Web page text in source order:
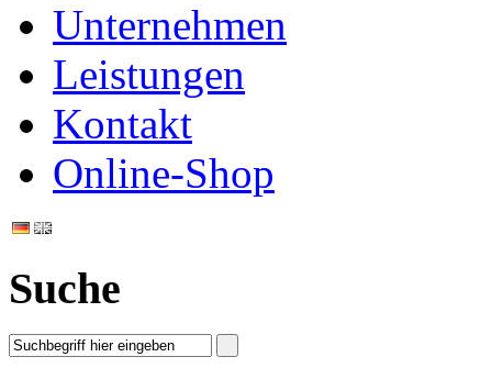
Unternehmen
Leistungen
Kontakt
Online-Shop
Suche